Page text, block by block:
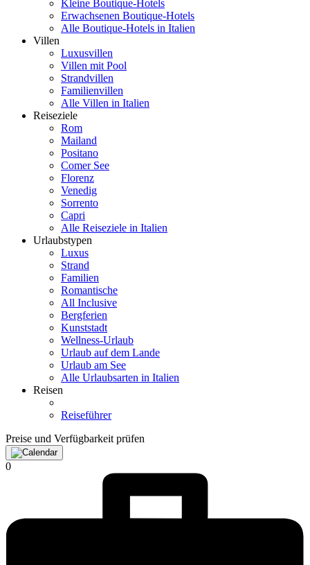
Kleine Boutique-Hotels
Erwachsenen Boutique-Hotels
Alle Boutique-Hotels in Italien
Villen
Luxusvillen
Villen mit Pool
Strandvillen
Familienvillen
Alle Villen in Italien
Reiseziele
Rom
Mailand
Positano
Comer See
Florenz
Venedig
Sorrento
Capri
Alle Reiseziele in Italien
Urlaubstypen
Luxus
Strand
Familien
Romantische
All Inclusive
Bergferien
Kunststadt
Wellness-Urlaub
Urlaub auf dem Lande
Urlaub am See
Alle Urlaubsarten in Italien
Reisen
Reiseführer
Preise und Verfügbarkeit prüfen
0